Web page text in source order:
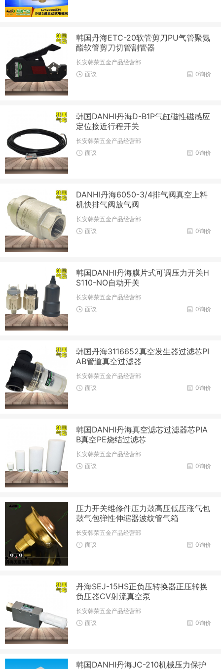
韩国丹海ETC-20软管剪刀PU气管聚氨
酯软管剪刀切管割管器
长安韩荣五金产品经营部
0询价
面议
韩国DANHI丹海D-B1P气缸磁性磁感应
定位接近行程开关
长安韩荣五金产品经营部
0询价
面议
DANHI丹海6050-3/4排气阀真空上料
机快排气阀放气阀
长安韩荣五金产品经营部
0询价
面议
韩国DANHI丹海膜片式可调压力开关H
S110-NO自动开关
长安韩荣五金产品经营部
0询价
面议
韩国丹海3116652真空发生器过滤芯PI
AB管道真空过滤器
长安韩荣五金产品经营部
0询价
面议
韩国DANHI丹海真空滤芯过滤器芯PIA
B真空PE烧结过滤芯
长安韩荣五金产品经营部
0询价
面议
压力开关维修件压力鼓高压低压涨气包
鼓气包弹性伸缩器波纹管气箱
长安韩荣五金产品经营部
0询价
面议
丹海SEJ-15HS正负压转换器正压转换
负压器CV射流真空泵
长安韩荣五金产品经营部
0询价
面议
韩国DANHI丹海JC-210机械压力保护